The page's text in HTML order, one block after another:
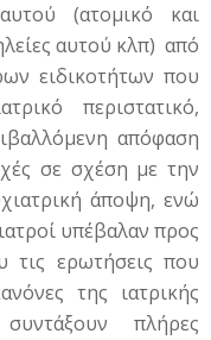
(ατομικό και
αυτού κλπ) από
ειδικοτήτων που
περιστατικό,
απόφαση
σε σχέση με την
άποψη, ενώ
υπέβαλαν προς
τις ερωτήσεις που
της ιατρικής
πλήρες